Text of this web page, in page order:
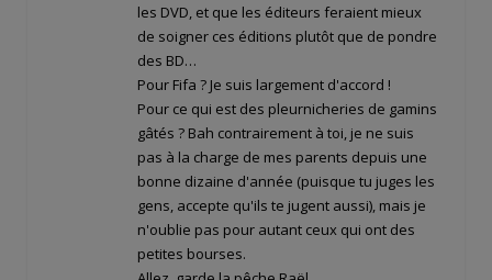
les DVD, et que les éditeurs feraient mieux
de soigner ces éditions plutôt que de pondre
des BD…
Pour Fifa ? Je suis largement d'accord !
Pour ce qui est des pleurnicheries de gamins
gâtés ? Bah contrairement à toi, je ne suis
pas à la charge de mes parents depuis une
bonne dizaine d'année (puisque tu juges les
gens, accepte qu'ils te jugent aussi), mais je
n'oublie pas pour autant ceux qui ont des
petites bourses.